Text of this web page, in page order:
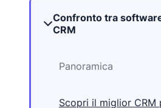
Confronto tra
CRM
Panoramica
Scopri il miglior CRM